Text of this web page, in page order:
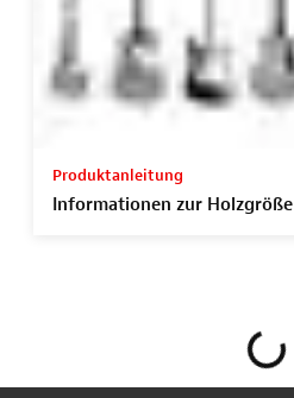
Produktanleitung
Informationen zur Holzgröße